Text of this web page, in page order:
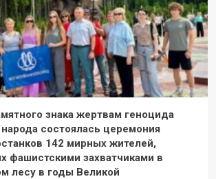
знака жертвам геноцида
состоялась церемония
142 мирных жителей,
фашистскими захватчиками в
лесу в годы Великой